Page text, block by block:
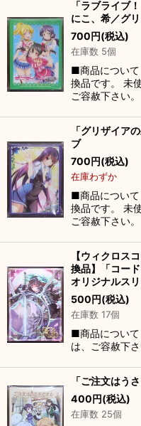
「ラブライブ
にこ、希／グリ
700円(税込)
在庫数 5個
■商品について
換品です。 未
ご容赦下さい。
「グリザイア
ブ
700円(税込)
在庫わずか
■商品について
換品です。 未
ご容赦下さい。
【ウィクロス
換品】「コー
オリジナルス
500円(税込)
在庫数 17個
■商品について
は、ご容赦下さ
「ご注文はう
400円(税込)
在庫数 25個